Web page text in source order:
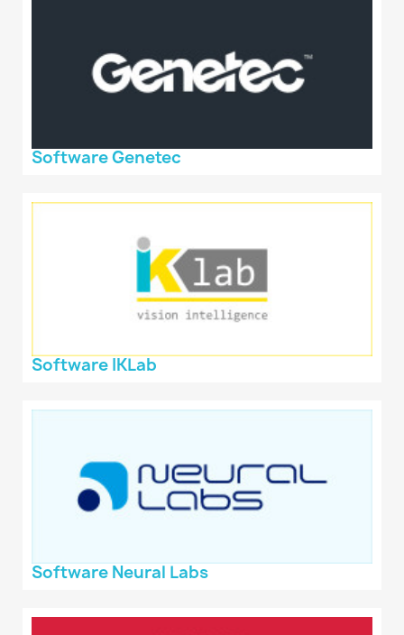
Software Genetec
Software IKLab
Software Neural Labs